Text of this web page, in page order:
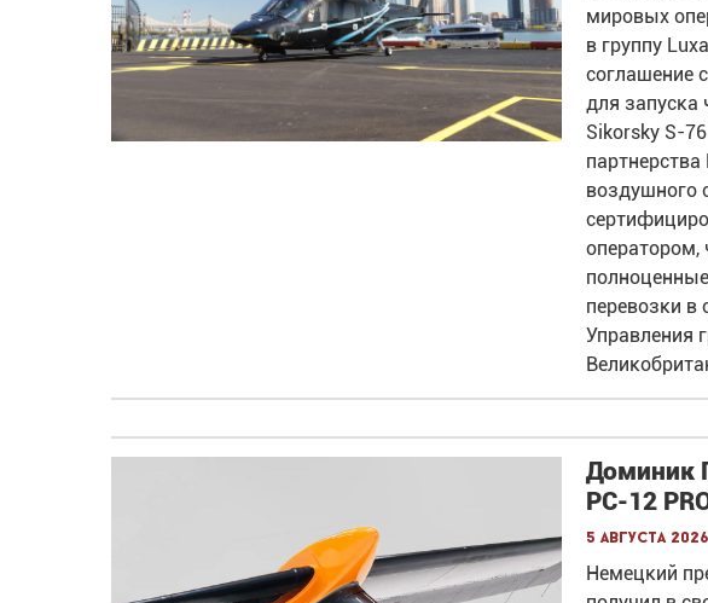
мировых
в группу
соглашение
для запуска
Sikorsky S-
воздушного
оператором,
перевозки в
Управления
Доминик
PC-12
5 августа 2026
Немецкий